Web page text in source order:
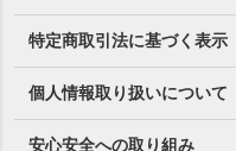
特定商取引法に基づく表示
個人情報取り扱いについて
安心安全への取り組み